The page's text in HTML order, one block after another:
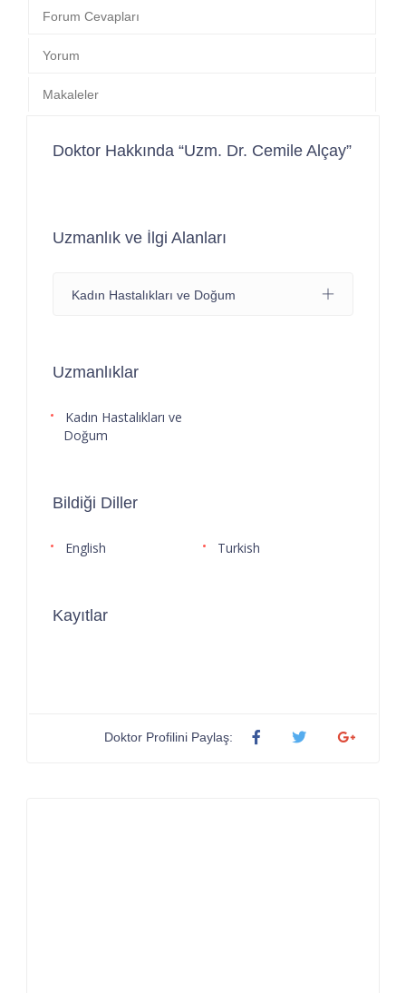
Forum Cevapları
Yorum
Makaleler
Doktor Hakkında “Uzm. Dr. Cemile Alçay”
Uzmanlık ve İlgi Alanları
Kadın Hastalıkları ve Doğum
Uzmanlıklar
Kadın Hastalıkları ve
Doğum
Bildiği Diller
English Turkish
Kayıtlar
Doktor Profilini Paylaş: